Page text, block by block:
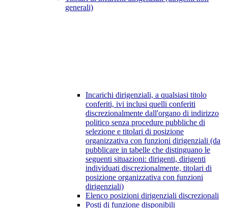
generali)
Incarichi dirigenziali, a qualsiasi titolo
conferiti, ivi inclusi quelli conferiti
discrezionalmente dall'organo di indirizzo
politico senza procedure pubbliche di
selezione e titolari di posizione
organizzativa con funzioni dirigenziali (da
pubblicare in tabelle che distinguano le
seguenti situazioni: dirigenti, dirigenti
individuati discrezionalmente, titolari di
posizione organizzativa con funzioni
dirigenziali)
Elenco posizioni dirigenziali discrezionali
Posti di funzione disponibili